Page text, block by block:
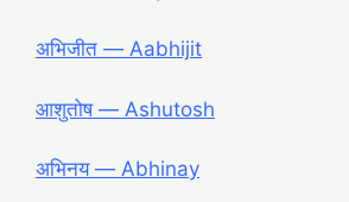
अभिजीत ― Aabhijit
आशुतोष ― Ashutosh
अभिनय ― Abhinay